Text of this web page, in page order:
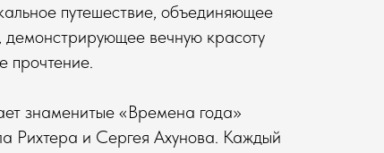
путешествие, объединяющее
демонстрирующее вечную красоту
прочтение.
знаменитые «Времена года»
Рихтера и Сергея Ахунова. Каждый